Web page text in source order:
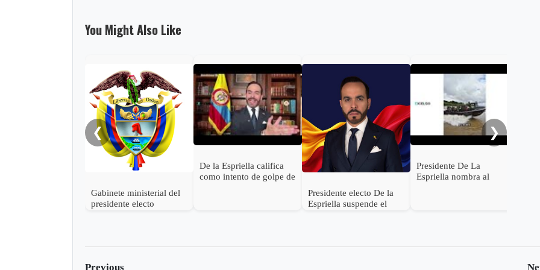
You Might Also Like
❮
Gabinete ministerial del
presidente electo
De la Espriella califica
como intento de golpe de
Presidente electo De la
Espriella suspende el
Presidente De La
Espriella nombra al
❯
Previous